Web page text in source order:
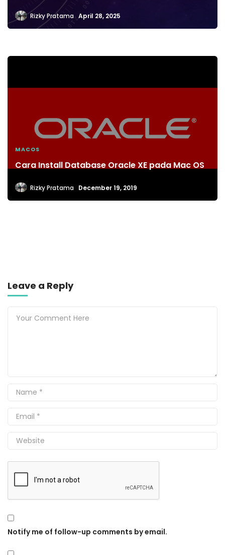
Rizky Pratama April 28, 2025
MACOS
Cara Install Database Oracle XE pada Mac OS
Rizky Pratama December 19, 2019
Leave a Reply
Notify me of follow-up comments by email.